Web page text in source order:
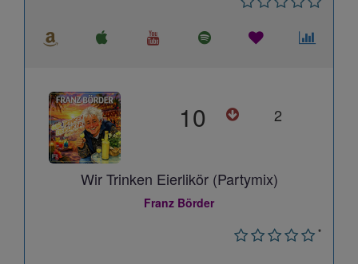
10 2
Wir Trinken Eierlikör (Partymix)
Franz Börder
*